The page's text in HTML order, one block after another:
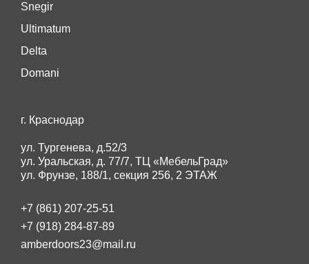
Snegir
Ultimatum
Delta
Domani
г. Краснодар
ул. Тургенева, д.52/3
ул. Уральская, д. 77/7, ТЦ «МебельГрад»
ул. Фрунзе, 188/1, секция 256, 2 ЭТАЖ
+7 (861) 207-25-51
+7 (918) 284-87-89
amberdoors23@mail.ru